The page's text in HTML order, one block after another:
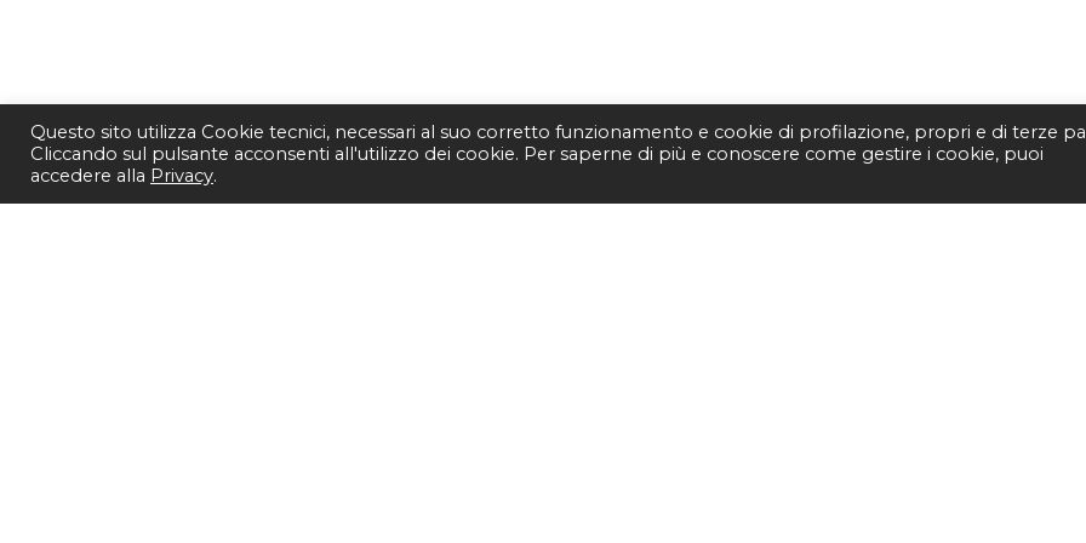
Questo sito utilizza Cookie tecnici, necessari al suo corretto funzionamento e cookie di profilazione, propri e di terze
Cliccando sul pulsante acconsenti all'utilizzo dei cookie. Per saperne di più e conoscere come gestire i cookie, puoi
accedere alla Privacy.